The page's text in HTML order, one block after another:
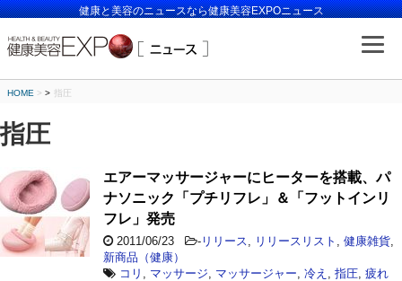
健康と美容のニュースなら健康美容EXPOニュース
HOME > 指圧
指圧
エアーマッサージャーにヒーターを搭載、パ
ナソニック「プチリフレ」＆「フットインリ
フレ」発売
2011/06/23 - リリース リリースリスト 健康雑貨
新商品（健康）
コリ
マッサージ マッサージャー 冷え 指圧 疲れ